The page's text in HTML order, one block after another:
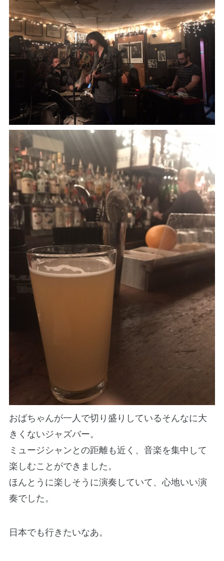
おばちゃんが一人で切り盛りしているそんなに大
きくないジャズバー。
ミュージシャンとの距離も近く、音楽を集中して
楽しむことができました。
ほんとうに楽しそうに演奏していて、心地いい演
奏でした。
日本でも行きたいなあ。